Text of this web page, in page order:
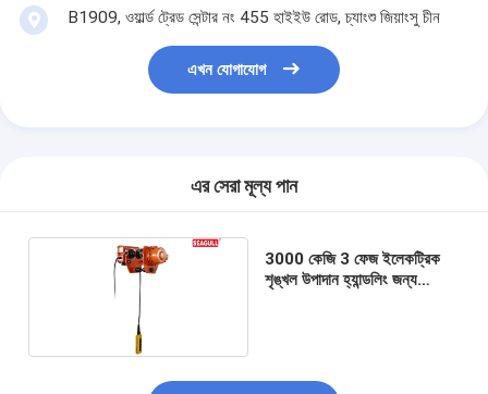
B1909, ওয়ার্ল্ড ট্রেড সেন্টার নং 455 হাইইউ রোড, চ্যাংশু জিয়াংসু চীন
এখন যোগাযোগ
এর সেরা মূল্য পান
3000 কেজি 3 ফেজ ইলেকট্রিক
শৃঙ্খল উপাদান হ্যান্ডলিং জন্য